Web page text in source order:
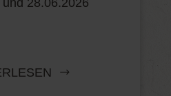
28.06.2026